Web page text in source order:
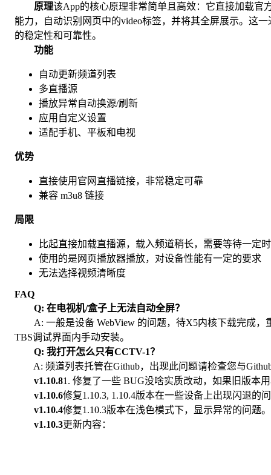
原理该App的核心原理非常简单且高效：它直接加载官
能力，自动识别网页中的video标签，并将其全屏展示。这
的稳定性和可靠性。
功能
自动更新频道列表
多直播源
播放异常自动换源/刷新
应用自定义设置
适配手机、平板和电视
优势
直接使用官网直播链接，非常稳定可靠
兼容 m3u8 链接
局限
比起直接加载直播源，载入频道稍长，需要等待一定
使用的是网页播放器播放，对设备性能有一定的要求
无法选择视频清晰度
FAQ
Q: 在电视机/盒子上无法自动全屏？
A: 一般是设备 WebView 的问题，待X5内核下载完成，
TBS调试界面内手动安装。
Q: 我打开怎么只有CCTV-1？
A: 频道列表托管在Github，出现此问题请检查您与
v1.10.81. 修复了一些 BUG没啥实质改动，如果旧版本
v1.10.6修复1.10.3, 1.10.4版本在一些设备上出现闪退的
v1.10.4修复1.10.3版本在浅色模式下，显示异常的问题。
v1.10.3更新内容：